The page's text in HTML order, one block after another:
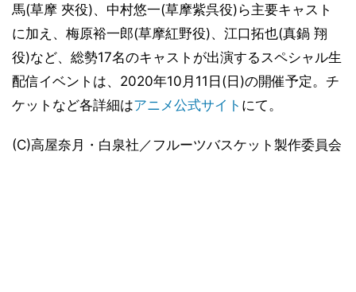
馬(草摩 夾役)、中村悠一(草摩紫呉役)ら主要キャスト
に加え、梅原裕一郎(草摩紅野役)、江口拓也(真鍋 翔
役)など、総勢17名のキャストが出演するスペシャル生
配信イベントは、2020年10月11日(日)の開催予定。チ
ケットなど各詳細はアニメ公式サイト にて。
(C)高屋奈月・白泉社／フルーツバスケット製作委員会